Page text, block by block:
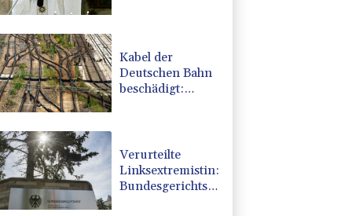
Kabel der
Deutschen Bahn
beschädigt:
Sabotage
Verurteilte
Linksextremistin:
Bundesgerichtshof